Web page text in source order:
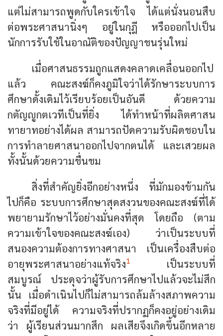
แต่ไม่สามารถพูดกับใครเข้าใจ ได้แต่นั่งนอนสืบ
ต่อพระศาสนานิ่งๆ อยู่ในกุฎี หรือออกไปเป็น
นักการรับใช้ในอาณัติของปัญญาชนรุ่นใหม่
เมื่อศาสนธรรมถูกแสดงคลาดเคลื่อนออกไป
แล้ว คณะสงฆ์ก็คงภูมิใจว่าได้รักษาระบบการ
ศึกษาดั้งเดิมไว้เรียบร้อยเป็นอันดี ด้วยความ
กตัญญูกตเวทีเป็นที่ยิ่ง ได้ทำหน้าที่ผลิตศาสน
ทายาทอย่างได้ผล สามารถปัดความรับผิดชอบใน
การทำลายศาสนาออกไปจากตนได้ และเสวยผล
ทั้งนั้นด้วยความชื่นชม
สิ่งที่สำคัญยิ่งอีกอย่างหนึ่ง ที่มักมองข้ามกัน
ไปก็คือ ระบบการศึกษาสุดสงวนของคณะสงฆ์ที่ได้
พยายามรักษาไว้อย่างมั่นคงที่สุด โดยถือ (ตาม
ความเข้าใจของคณะสงฆ์เอง) ว่าเป็นระบบที่
สนองความต้องการทางศาสนา เป็นเครื่องสืบต่อ
อายุพระศาสนาอย่างแท้จริง1
เป็นระบบที่
สมบูรณ์ ประดุจว่าผู้รับการศึกษาไปแล้วจะไม่สึก
นั้น เมื่อดำเนินไปก็ไม่สามารถล้มล้างสภาพความ
จริงที่มีอยู่ได้ ความจริงที่ปรากฏก็คงอยู่อย่างเดิม
ว่า ผู้เรียนส่วนมากสึก ผลเสียจึงเกิดขึ้นอีกหลาย